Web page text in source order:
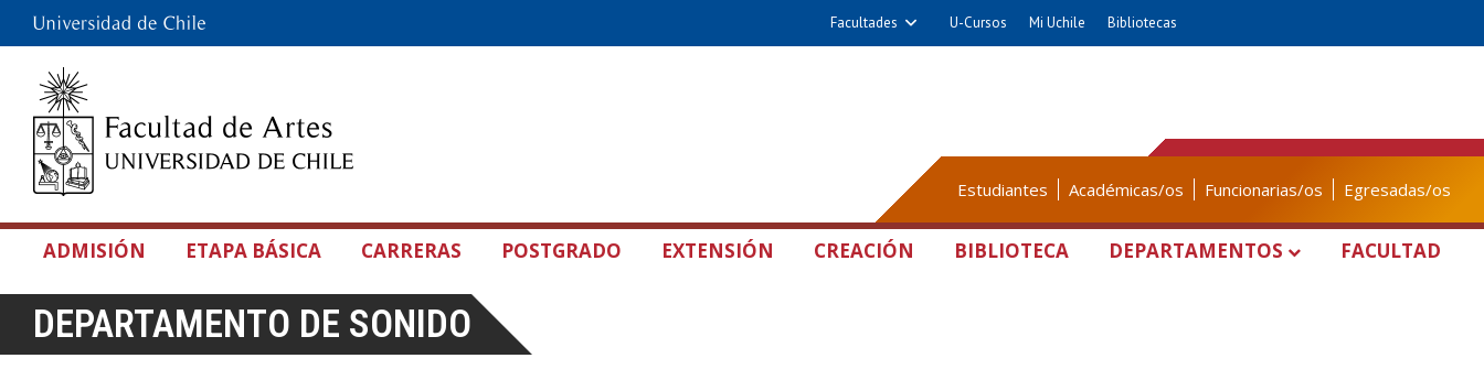
Facultades U-Cursos Mi Uchile Bibliotecas
Estudiantes Académicas/os Funcionarias/os Egresadas/os
ADMISIÓN ETAPA BÁSICA CARRERAS POSTGRADO EXTENSIÓN CREACIÓN BIBLIOTECA DEPARTAMENTOS FACULTAD
DEPARTAMENTO DE SONIDO